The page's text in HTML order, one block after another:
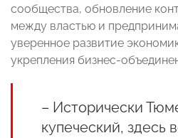
сообщества, обновление
между властью и
уверенное развитие
укрепления бизнес-
– Исторически
купеческий, здесь